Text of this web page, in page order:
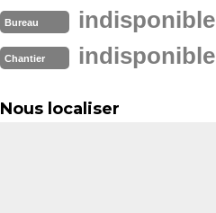
Bureau indisponible
Chantier indisponible
Nous localiser